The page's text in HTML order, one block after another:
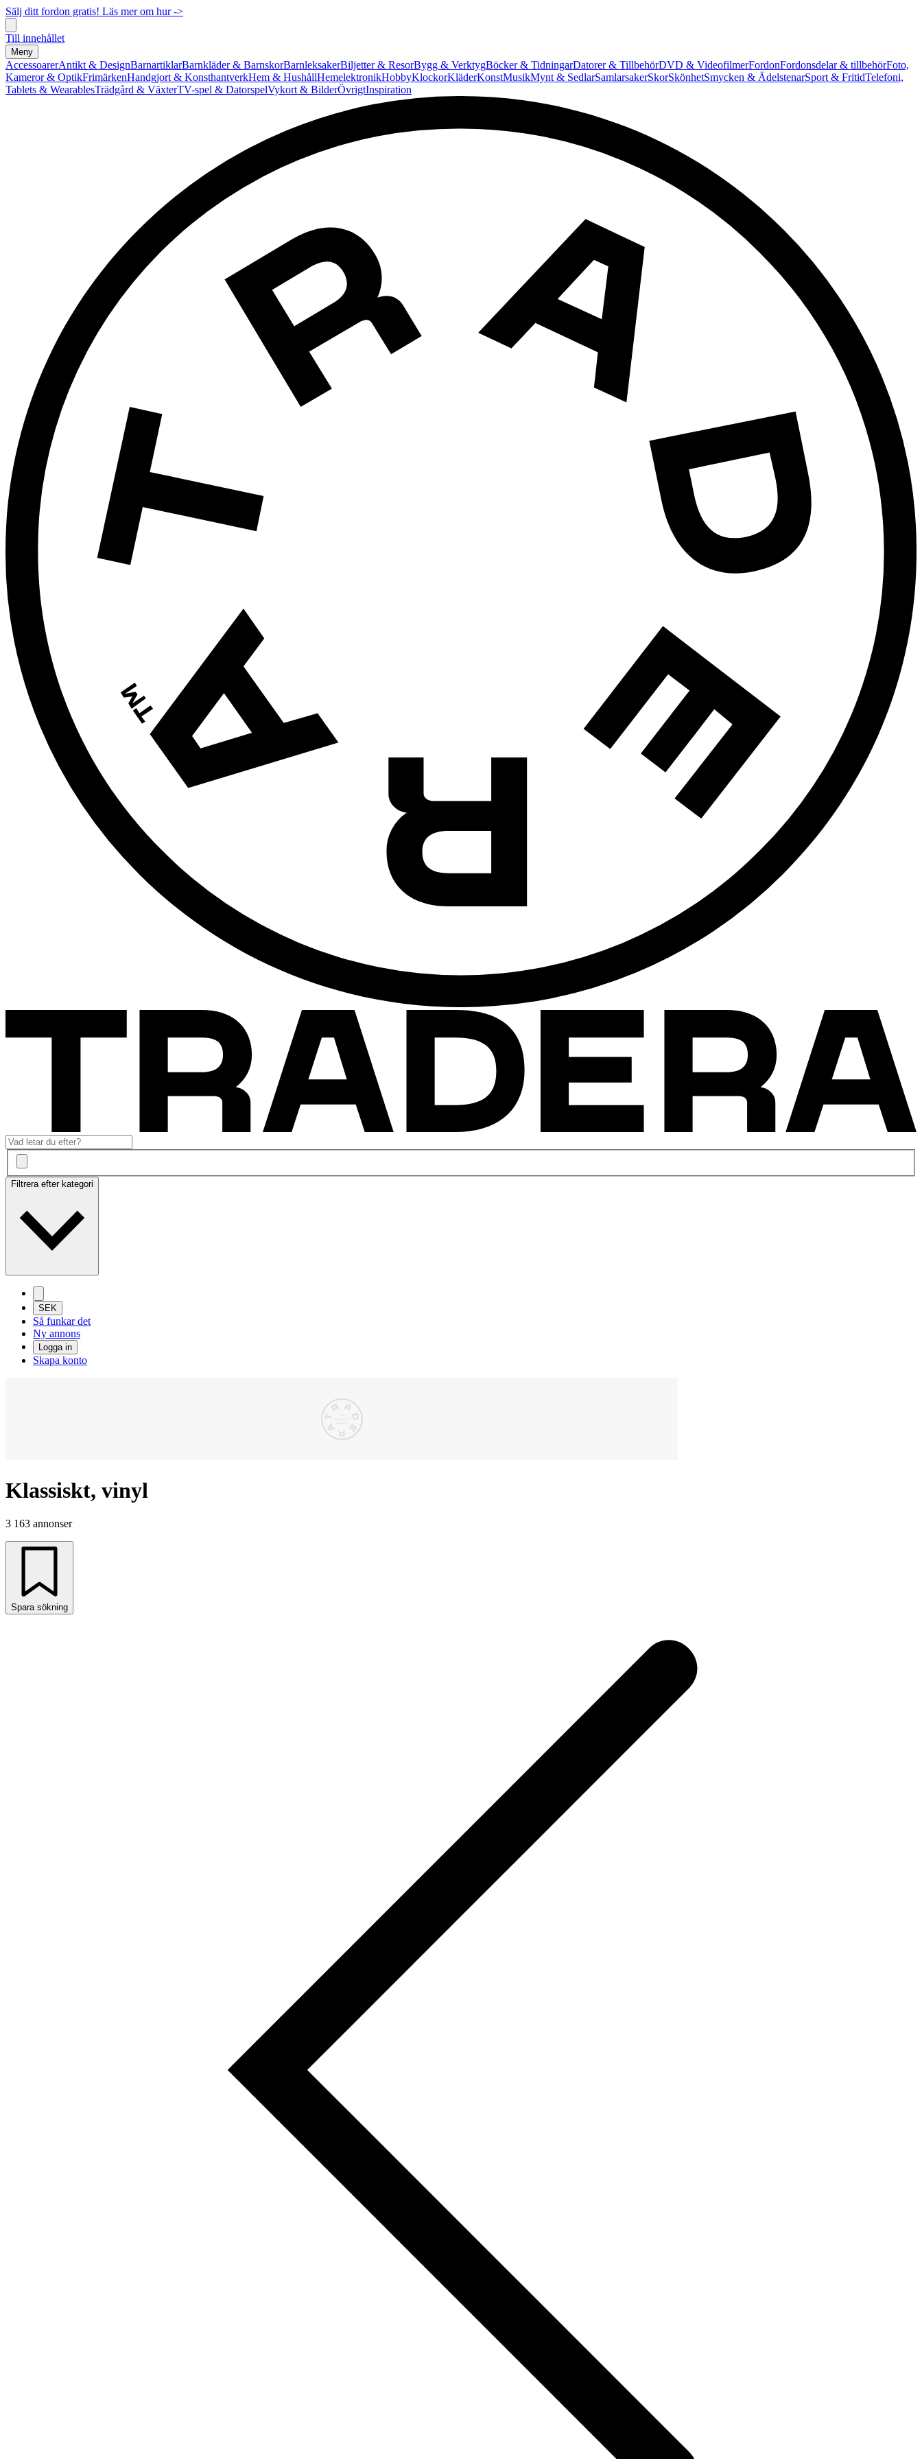
Sälj ditt fordon gratis! Läs mer om hur ->
Till innehållet
Meny
AccessoarerAntikt & DesignBarnartiklarBarnkläder & BarnskorBarnleksakerBiljetter & ResorBygg & VerktygBöcker & TidningarDatorer & TillbehörDVD & VideofilmerFordonFordonsdelar & tillbehörFoto,
Kameror & OptikFrimärkenHandgjort & KonsthantverkHem & HushållHemelektronikHobbyKlockorKläderKonstMusikMynt & SedlarSamlarsakerSkorSkönhetSmycken & ÄdelstenarSport & FritidTelefoni,
Tablets & WearablesTrädgård & VäxterTV-spel & DatorspelVykort & BilderÖvrigtInspiration
Filtrera efter kategori
SEK
Så funkar det
Ny annons
Logga in
Skapa konto
Klassiskt, vinyl
3 163 annonser
Spara sökning